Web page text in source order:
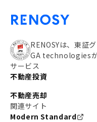
RENOSYは、東証
GA technologiesが
サービス
不動産投資
不動産売却
関連サイト
Modern Standard